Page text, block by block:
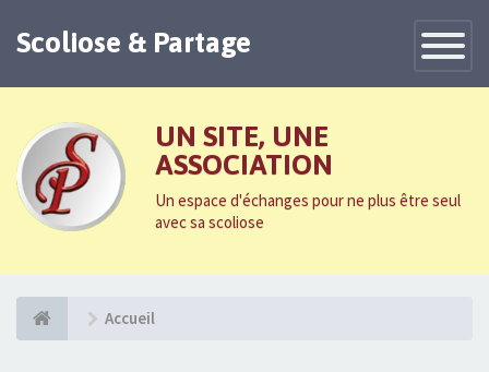
Toggle
Scoliose & Partage
UN SITE, UNE
ASSOCIATION
Un espace d'échanges pour ne plus être seul
avec sa scoliose
Accueil